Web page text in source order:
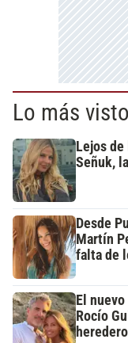
Lo más visto
Lejos
Señuk,
Desde
Martín
falta de
El
Rocío